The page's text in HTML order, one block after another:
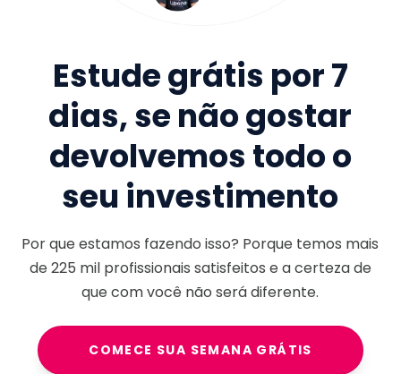
Estude grátis por 7
dias, se não gostar
devolvemos todo o
seu investimento
Por que estamos fazendo isso? Porque temos mais
de225 milprofissionais satisfeitos e a certeza de
que com você não será diferente.
COMECE SUA SEMANA GRÁTIS